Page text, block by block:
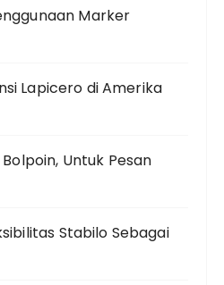
Marker
Lapicero di Amerika
Untuk Pesan
Stabilo Sebagai